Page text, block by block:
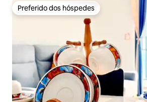
Preferido dos hóspedes
Preferido dos hóspedes